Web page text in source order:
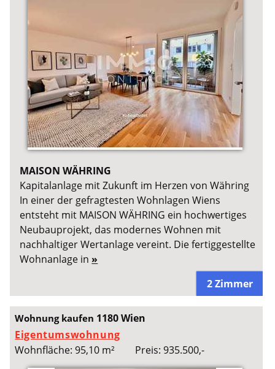
MAISON WÄHRING
Kapitalanlage mit Zukunft im Herzen von Währing
In einer der gefragtesten Wohnlagen Wiens
entsteht mit MAISON WÄHRING ein hochwertiges
Neubauprojekt, das modernes Wohnen mit
nachhaltiger Wertanlage vereint. Die fertiggestellte
Wohnanlage in »
2 Zimmer
Wohnung kaufen 1180 Wien
Eigentumswohnung
Wohnfläche: 95,10 m²
Preis: 935.500,-